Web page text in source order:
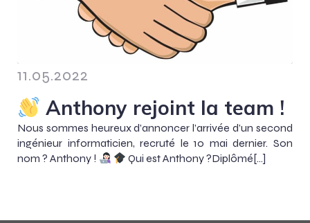
11.05.2022
Anthony rejoint la team !
Nous sommes heureux d’annoncer l’arrivée d’un second
ingénieur informaticien, recruté le 10 mai dernier. Son
nom ? Anthony !
Qui est Anthony ?Diplômé[…]